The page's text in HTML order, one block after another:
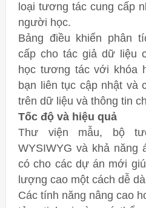
loại tương tác cung cấp
người học.
Bảng điều khiển phân
cấp cho tác giả dữ liệu
học tương tác với khóa
bạn liên tục cập nhật và
trên dữ liệu và thông tin
Tốc độ và hiệu quả
Thư viện mẫu, bộ
WYSIWYG và khả năng
có cho các dự án mới
lượng cao một cách dễ
Các tính năng nâng cao